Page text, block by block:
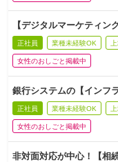
【デジタルマーケティン
正社員 業種未経験OK
女性のおしごと掲載中
銀行システムの【インフ
正社員 業種未経験OK
女性のおしごと掲載中
非対面対応が中心！【相